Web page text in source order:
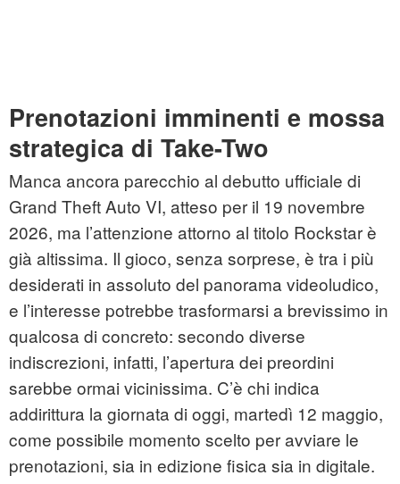
Prenotazioni imminenti e mossa
strategica di Take-Two
Manca ancora parecchio al debutto ufficiale di
Grand Theft Auto VI, atteso per il 19 novembre
2026, ma l’attenzione attorno al titolo Rockstar è
già altissima. Il gioco, senza sorprese, è tra i più
desiderati in assoluto del panorama videoludico,
e l’interesse potrebbe trasformarsi a brevissimo in
qualcosa di concreto: secondo diverse
indiscrezioni, infatti, l’apertura dei preordini
sarebbe ormai vicinissima. C’è chi indica
addirittura la giornata di oggi, martedì 12 maggio,
come possibile momento scelto per avviare le
prenotazioni, sia in edizione fisica sia in digitale.